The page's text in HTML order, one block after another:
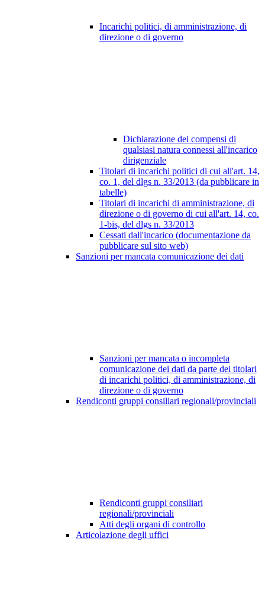
Incarichi politici, di amministrazione, di
direzione o di governo
Dichiarazione dei compensi di
qualsiasi natura connessi all'incarico
dirigenziale
Titolari di incarichi politici di cui all'art. 14,
co. 1, del dlgs n. 33/2013 (da pubblicare in
tabelle)
Titolari di incarichi di amministrazione, di
direzione o di governo di cui all'art. 14, co.
1-bis, del dlgs n. 33/2013
Cessati dall'incarico (documentazione da
pubblicare sul sito web)
Sanzioni per mancata comunicazione dei dati
Sanzioni per mancata o incompleta
comunicazione dei dati da parte dei titolari
di incarichi politici, di amministrazione, di
direzione o di governo
Rendiconti gruppi consiliari regionali/provinciali
Rendiconti gruppi consiliari
regionali/provinciali
Atti degli organi di controllo
Articolazione degli uffici